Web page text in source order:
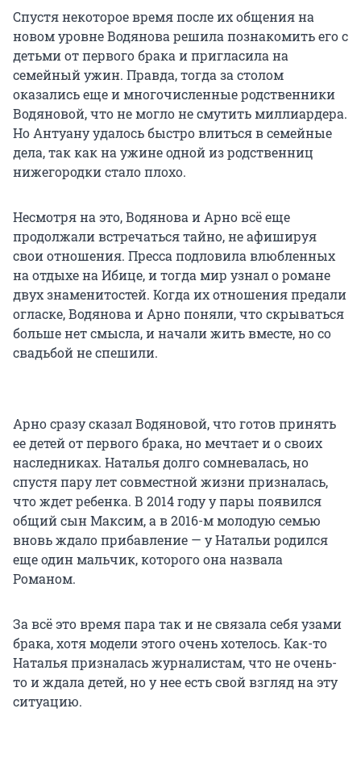
Спустя некоторое время после их общения на
новом уровне Водянова решила познакомить его с
детьми от первого брака и пригласила на
семейный ужин. Правда, тогда за столом
оказались еще и многочисленные родственники
Водяновой, что не могло не смутить миллиардера.
Но Антуану удалось быстро влиться в семейные
дела, так как на ужине одной из родственниц
нижегородки стало плохо.
Несмотря на это, Водянова и Арно всё еще
продолжали встречаться тайно, не афишируя
свои отношения. Пресса подловила влюбленных
на отдыхе на Ибице, и тогда мир узнал о романе
двух знаменитостей. Когда их отношения предали
огласке, Водянова и Арно поняли, что скрываться
больше нет смысла, и начали жить вместе, но со
свадьбой не спешили.
Арно сразу сказал Водяновой, что готов принять
ее детей от первого брака, но мечтает и о своих
наследниках. Наталья долго сомневалась, но
спустя пару лет совместной жизни призналась,
что ждет ребенка. В 2014 году у пары появился
общий сын Максим, а в 2016-м молодую семью
вновь ждало прибавление — у Натальи родился
еще один мальчик, которого она назвала
Романом.
За всё это время пара так и не связала себя узами
брака, хотя модели этого очень хотелось. Как-то
Наталья призналась журналистам, что не очень-
то и ждала детей, но у нее есть свой взгляд на эту
ситуацию.